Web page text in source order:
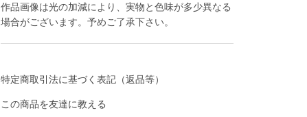
作品画像は光の加減により、実物と色味が多少異なる
場合がございます。予めご了承下さい。
特定商取引法に基づく表記（返品等）
この商品を友達に教える